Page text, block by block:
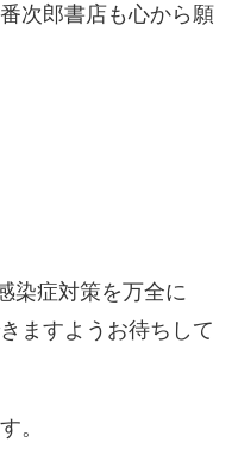
次郎書店も心から願
染症対策を万全に
ますようお待ちして
。